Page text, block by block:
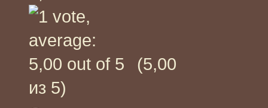
(5,00
из 5)